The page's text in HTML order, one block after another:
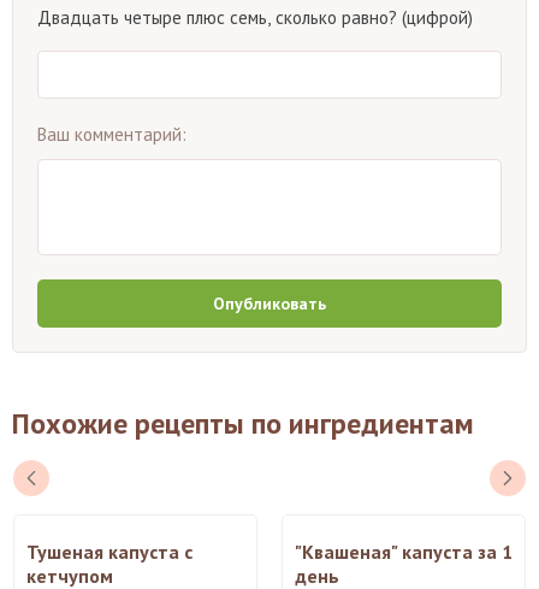
Двадцать четыре плюс семь, сколько равно? (цифрой)
Ваш комментарий:
Опубликовать
Похожие рецепты по ингредиентам
Тушеная капуста с
кетчупом
"Квашеная" капуста за 1
день